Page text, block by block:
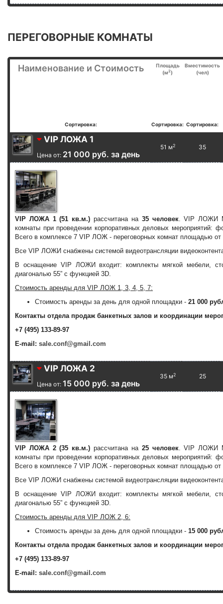
ПЕРЕГОВОРНЫЕ КОМНАТЫ
Наименование и Стоимость
Площадь
(м2)
Вместимость
(чел)
Сортировка: Сортировка: Сортировка:
VIP ЛОЖА 1
Цена от: 21 000 руб. за день
51 м2 35
VIP ЛОЖА 1 (51 кв.м.) рассчитана на 35 человек. VIP ЛОЖИ
комнаты при проведении корпоративных деловых мероприятий:
Всего в комплексе 7 VIP ЛОЖ - переговорных комнат площадью
Все VIP ЛОЖИ снабжены системой видеотрансляции
В оснащение VIP ЛОЖИ входит: комплекты мягкой мебели,
диагональю 55” c функцией 3D.
Стоимость аренды для VIP ЛОЖ 1, 3, 4, 5, 7:
Стоимость аренды за день для одной площадки - 21 000
Контакты отдела продаж банкетных залов и координации
+7 (495) 133-89-97
E-mail: sale.conf@gmail.com
VIP ЛОЖА 2
Цена от: 15 000 руб. за день
35 м2 25
VIP ЛОЖА 2 (35 кв.м.) рассчитана на 25 человек. VIP ЛОЖИ
комнаты при проведении корпоративных деловых мероприятий:
Всего в комплексе 7 VIP ЛОЖ - переговорных комнат площадью
Все VIP ЛОЖИ снабжены системой видеотрансляции
В оснащение VIP ЛОЖИ входит: комплекты мягкой мебели,
диагональю 55” c функцией 3D.
Стоимость аренды для VIP ЛОЖ 2, 6:
Стоимость аренды за день для одной площадки - 15 000
Контакты отдела продаж банкетных залов и координации
+7 (495) 133-89-97
E-mail: sale.conf@gmail.com